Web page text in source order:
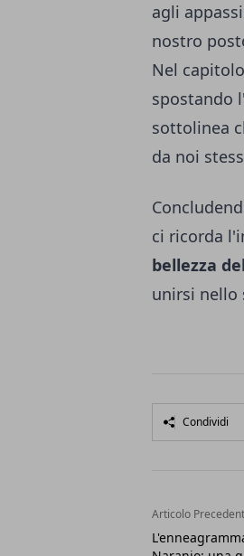
agli
nostro
Nel
spostando
sottolinea
da noi
ci ricorda
bellezza
unirsi nello
Condividi
Articolo